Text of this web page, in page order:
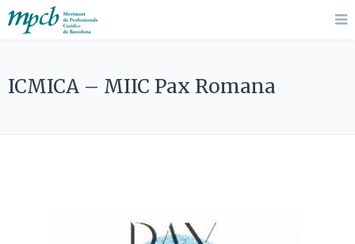
ICMICA – MIIC Pax Romana